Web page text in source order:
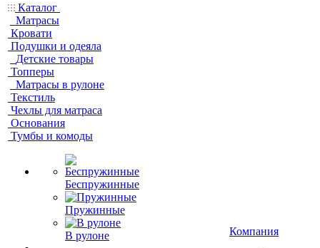
Каталог
Матрасы
Кровати
Подушки и одеяла
Детские товары
Топперы
Матрасы в рулоне
Текстиль
Чехлы для матраса
Основания
Тумбы и комоды
Беспружинные
Пружинные
В рулоне
Компания